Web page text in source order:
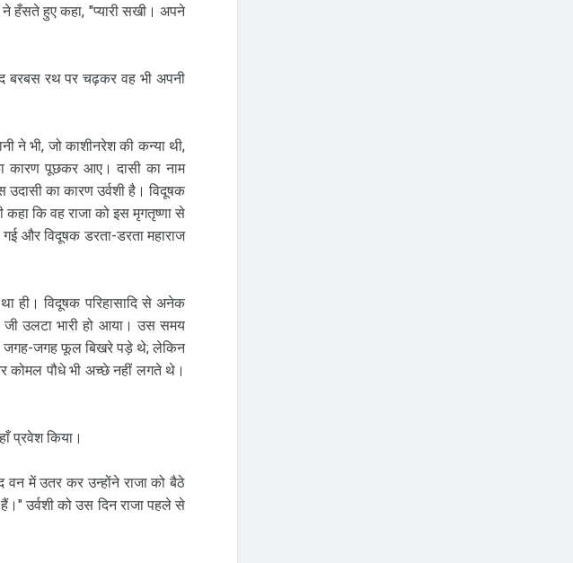
हँसते हुए कहा, "प्यारी सखी। अपने
बरबस रथ पर चढ़कर वह भी अपनी
ने भी, जो काशीनरेश की कन्या थी,
कारण पूछकर आए। दासी का नाम
का कारण उर्वशी है। विदूषक
कि वह राजा को इस मृगतृष्णा से
और विदूषक डरता-डरता महाराज
ही। विदूषक परिहासादि से अनेक
उलटा भारी हो आया। उस समय
जगह फूल बिखरे पड़े थे; लेकिन
कोमल पौधे भी अच्छे नहीं लगते थे।
प्रवेश किया।
में उतर कर उन्होंने राजा को बैठे
उर्वशी को उस दिन राजा पहले से